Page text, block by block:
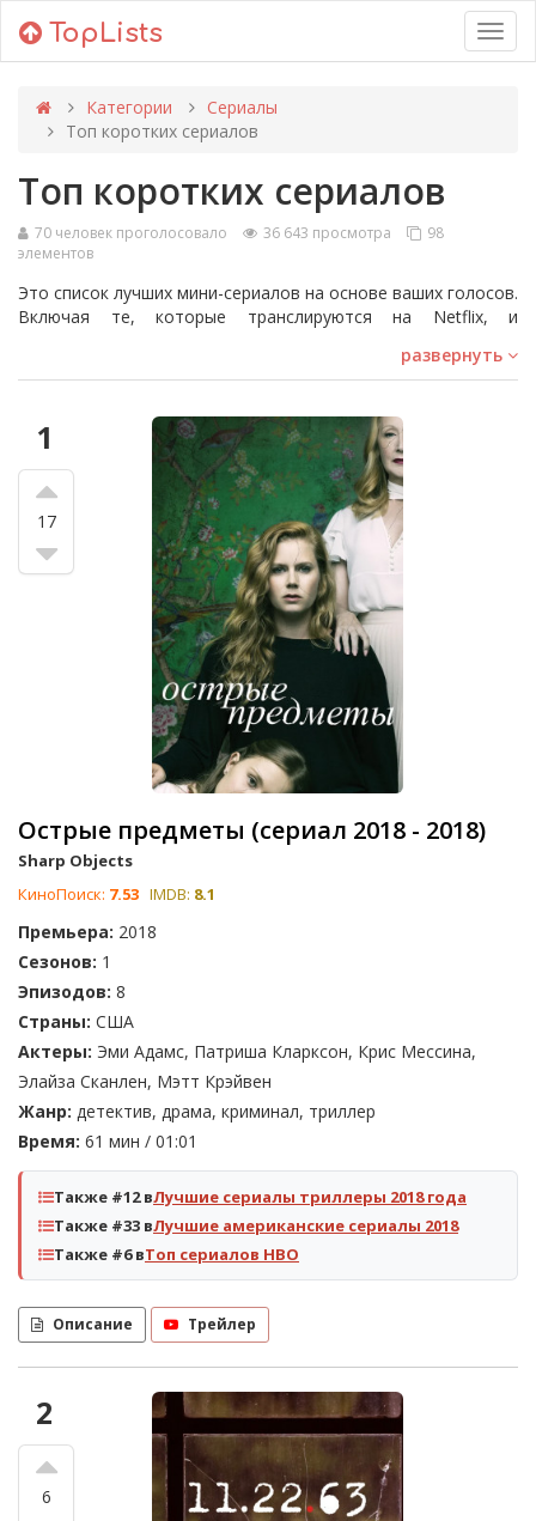
TopLists
Категории
Сериалы
Топ коротких сериалов
Топ коротких сериалов
70 человек проголосовало 36 643 просмотра
98
элементов
Это список лучших мини-сериалов на основе ваших голосов.
Включая те, которые транслируются на Netflix, и
коротким сериалам попасть в конец рейтинга —
обязательно проголосуйте за них, чтобы у них была
возможность занять первое место. В топе такие шоу, как
"The Shining", "John Adams" и другие! Также обязательно
посмотрите наш рейтингЛучших сериалов всех времен
развернуть
1
17
Острые предметы (сериал 2018 - 2018)
Sharp Objects
КиноПоиск: 7.53 IMDB: 8.1
Премьера: 2018
Сезонов: 1
Эпизодов: 8
Страны: США
Актеры: Эми Адамс, Патриша Кларксон, Крис Мессина,
Элайза Сканлен, Мэтт Крэйвен
Жанр: детектив, драма, криминал, триллер
Время: 61 мин / 01:01
Также #12 вЛучшие сериалы триллеры 2018 года
Также #33 вЛучшие американские сериалы 2018
Также #6 вТоп сериалов HBO
Описание Трейлер
2
6